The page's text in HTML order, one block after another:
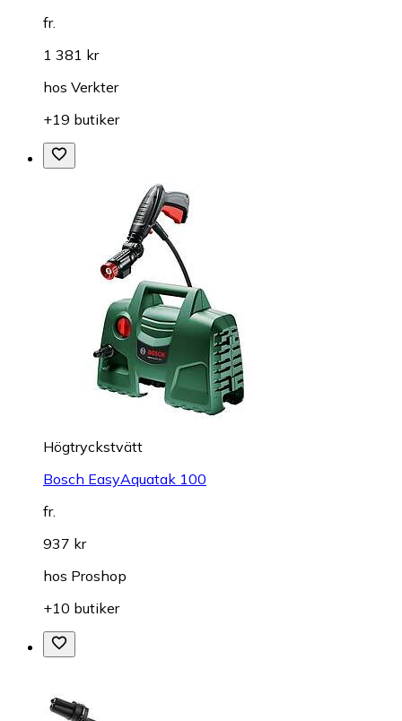
fr.
1 381 kr
hos Verkter
+19 butiker
Högtryckstvätt
Bosch EasyAquatak 100
fr.
937 kr
hos Proshop
+10 butiker